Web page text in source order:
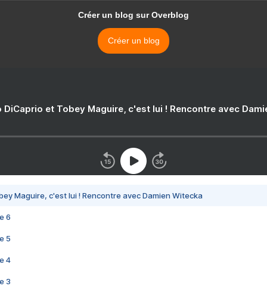
Créer un blog sur Overblog
Créer un blog
DiCaprio et Tobey Maguire, c'est lui ! Rencontre avec
Maguire, c'est lui ! Rencontre avec Damien Witecka
6
5
4
3